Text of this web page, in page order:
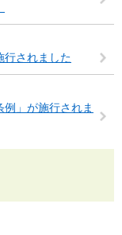
行されました
例」が施行されま